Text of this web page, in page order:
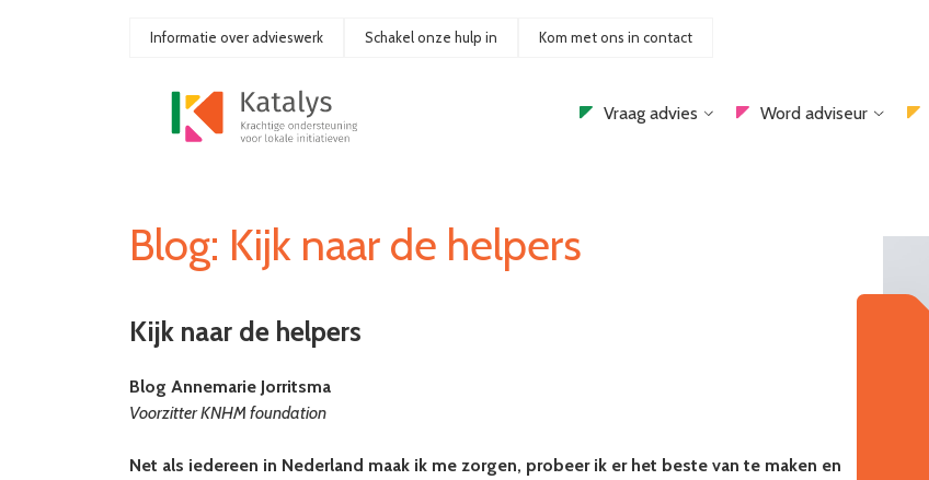
Informatie over advieswerk Schakel onze hulp in Kom met ons in contact
Vraag advies Word adviseur
Blog: Kijk naar de helpers
Kijk naar de helpers
Blog Annemarie Jorritsma
Voorzitter KNHM foundation
Net als iedereen in Nederland maak ik me zorgen, probeer ik er het beste van te maken en